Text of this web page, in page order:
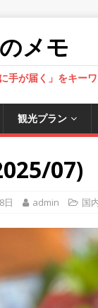
メモ
手が届く」をキー
観光プラン
07)
日 admin 国